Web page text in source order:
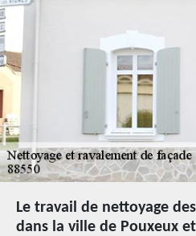
Le travail de nettoyage
dans la ville de Pouxeux